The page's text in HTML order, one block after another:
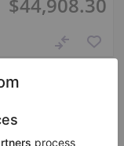
$44,908.30